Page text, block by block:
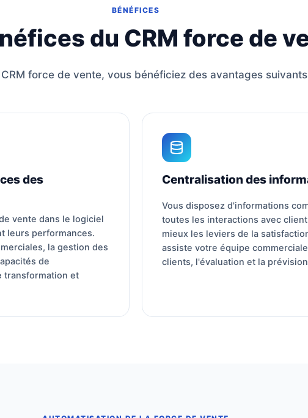
BÉNÉFICES
du CRM force de
force de vente, vous bénéficiez des avantages
des
vente dans le logiciel
leurs performances.
la gestion des
de
transformation et
Centralisation des
Vous disposez d'informations
toutes les interactions avec
mieux les leviers de la
assiste votre équipe
clients, l'évaluation et la